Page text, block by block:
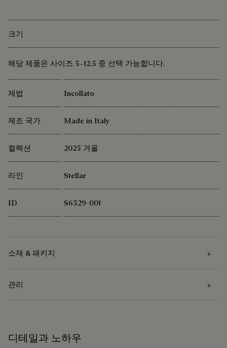
크기
해당 제품은 사이즈 5~12.5 중 선택 가능합니다.
제법 Incollato
제조 국가 Made in Italy
컬렉션 2025 겨울
라인 Stellar
ID S6529-001
소재 & 패키지
벨루티는 지속 가능한 소재 사용을 지향합니다. 현재 메종은 엄
관리
디테일과 노하우